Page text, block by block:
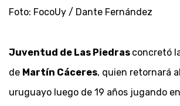
Foto: FocoUy / Dante Fernández
Juventud de Las Piedras concretó
de Martín Cáceres, quien retornará
uruguayo luego de 19 años jugando